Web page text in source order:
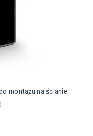
montażu na ścianie